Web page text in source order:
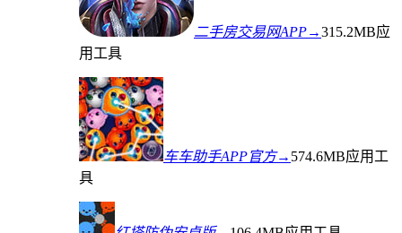
二手房交易网APP→315.2MB应
用工具
车车助手APP官方→ 574.6MB应用工
具